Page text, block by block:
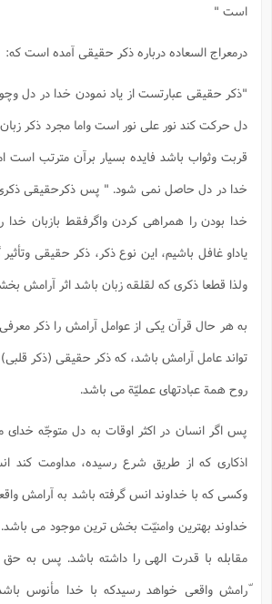
است "
درمعراج السعاده درباره ذکر حقیقی آمده است که:
"ذکر حقیقی عبارتست از یاد نمودن خدا در دل
دل حرکت کند نور علی نور است واما مجرد ذکر
قربت وثواب باشد فایده بسیار برآن مترتب است
خدا در دل حاصل نمی شود. " پس ذکرحقیقی
خدا بودن را همراهی کردن واگرفقط بازبان خدا
یاداو غافل باشیم، این نوع ذکر، ذکر حقیقی
ولذا قطعا ذکری که لقلقه زبان باشد اثر آرامش
به هر حال قرآن یکی از عوامل آرامش را ذکر
تواند عامل آرامش باشد، که ذکر حقیقی (ذکر
روح همة عبادتهای عملیّة می باشد.
پس اگر انسان در اکثر اوقات به دل متوجّه خدای
اذکاری که از طریق شرع رسیده، مداومت کند
وکسی که با خداوند انس گرفته باشد به آرامش
خداوند بهترین وامنیّت بخش ترین موجود می
مقابله با قدرت الهی را داشته باشد. پس به
ّرامش واقعی خواهد رسیدکه با خدا مأنوس